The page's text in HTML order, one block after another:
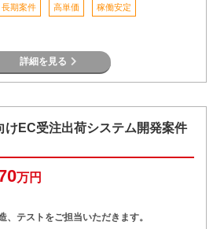
長期案件 高単価 稼働安定
詳細を見る
けEC受注出荷システム開発案件
万円
、テストをご担当いただきます。